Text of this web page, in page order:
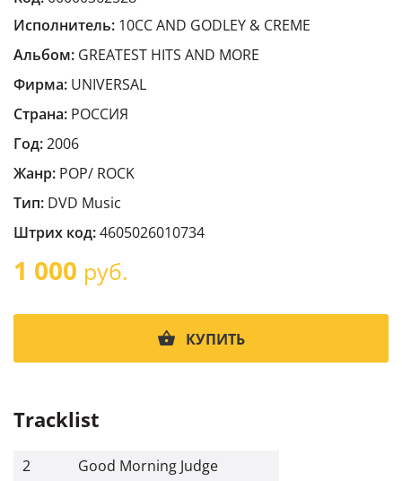
Исполнитель: 10CC AND GODLEY & CREME
Альбом: GREATEST HITS AND MORE
Фирма: UNIVERSAL
Страна: РОССИЯ
Год:2006
Жанр: POP/ ROCK
Тип: DVD Music
Штрих код:4605026010734
1 000 руб.
КУПИТЬ
Tracklist
2
Good Morning Judge